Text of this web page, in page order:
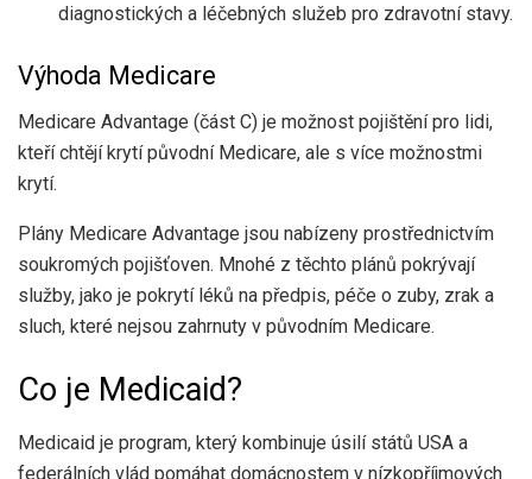
diagnostických a léčebných služeb pro zdravotní stavy.
Výhoda Medicare
Medicare Advantage (část C) je možnost pojištění pro lidi,
kteří chtějí krytí původní Medicare, ale s více možnostmi
krytí.
Plány Medicare Advantage jsou nabízeny prostřednictvím
soukromých pojišťoven. Mnohé z těchto plánů pokrývají
služby, jako je pokrytí léků na předpis, péče o zuby, zrak a
sluch, které nejsou zahrnuty v původním Medicare.
Co je Medicaid?
Medicaid je program, který kombinuje úsilí států USA a
federálních vlád pomáhat domácnostem v nízkopříjmových